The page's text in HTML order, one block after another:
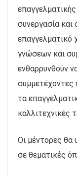
επαγγελματικής
συνεργασία και
γνώσεων και
ενθαρρυνθούν
συμμετέχοντες
τα
καλλιτεχνικές
Οι μέντορες θα
σε θεματικές